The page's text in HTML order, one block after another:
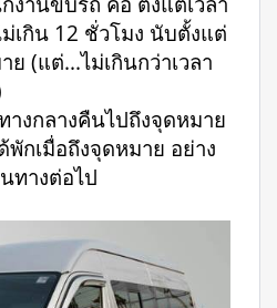
เกิน 12 ชั่วโมง นับตั้งแต่
(แต่...ไม่เกินกว่าเวลา
งกลางคืนไปถึงจุดหมาย
กเมื่อถึงจุดหมาย อย่าง
ทางต่อไป